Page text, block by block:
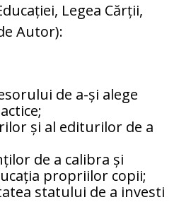
Legea Cărții,
Autor):
de a-și alege
și al editurilor de a
de a calibra și
propriilor copii;
statului de a investi